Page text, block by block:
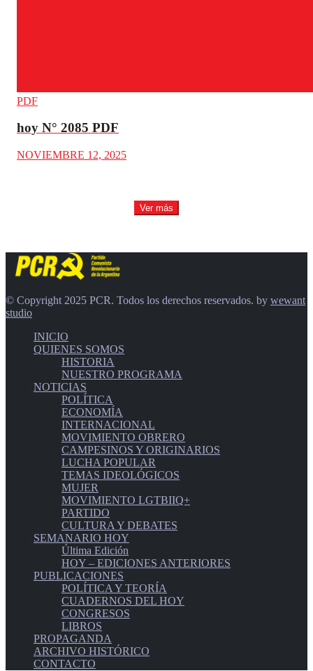
PDF
hoy N° 2085 PDF
NOVIEMBRE 12, 2025
Ver más
© Copyright 2025 PCR. Todos los derechos reservados. by wewant
studio
INICIO
QUIENES SOMOS
HISTORIA
NUESTRO PROGRAMA
NOTICIAS
POLÍTICA
ECONOMÍA
INTERNACIONAL
MOVIMIENTO OBRERO
CAMPESINOS Y ORIGINARIOS
LUCHA POPULAR
TEMAS IDEOLÓGICOS
MUJER
MOVIMIENTO LGTBIIQ+
PARTIDO
CULTURA Y DEBATES
SEMANARIO HOY
Última Edición
HOY – EDICIONES ANTERIORES
PUBLICACIONES
POLÍTICA Y TEORÍA
CUADERNOS DEL HOY
CONGRESOS
LIBROS
PROPAGANDA
ARCHIVO HISTÓRICO
CONTACTO